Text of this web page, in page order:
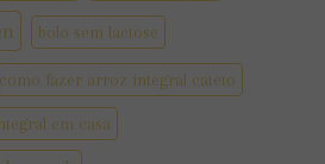
bolo sem lactose
como fazer arroz integral cateto
em casa